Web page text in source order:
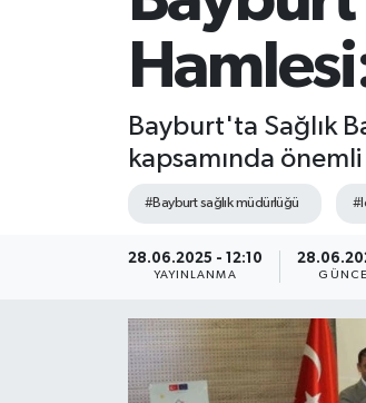
Bayburt'ta Sağlık
kapsamında
#Bayburt sağlık müdürlüğü
28.06.2025 - 12:10
YAYINLANMA
Son Dakika Haberleri
Haber Arşivi